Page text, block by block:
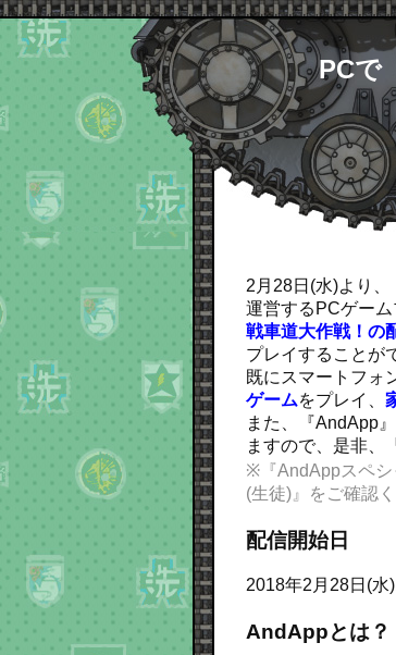
PCで
2月28日(水)より
運営するPCゲー
戦車道大作戦！の
プレイすることが
既にスマートフォ
ゲームをプレイ、
また、『AndApp
ますので、是非、
※『AndAppスペシ
(生徒)』をご確認く
配信開始日
2018年2月28日(水
AndAppとは？